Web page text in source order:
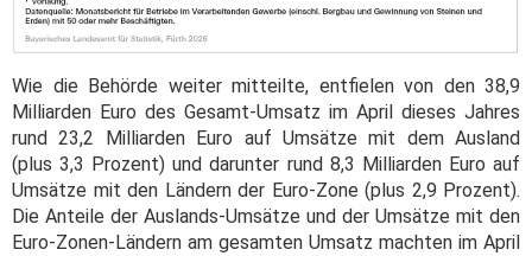
Wie die Behörde weiter mitteilte, entfielen von den 38,9
Milliarden Euro des Gesamt-Umsatz im April dieses Jahres
rund 23,2 Milliarden Euro auf Umsätze mit dem Ausland
(plus 3,3 Prozent) und darunter rund 8,3 Milliarden Euro auf
Umsätze mit den Ländern der Euro-Zone (plus 2,9 Prozent).
Die Anteile der Auslands-Umsätze und der Umsätze mit den
Euro-Zonen-Ländern am gesamten Umsatz machten im April